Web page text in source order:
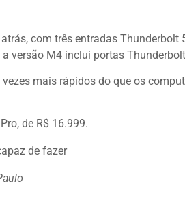
com três entradas Thunderbolt
versão M4 inclui portas
mais rápidos do que os
de R$ 16.999.
de fazer